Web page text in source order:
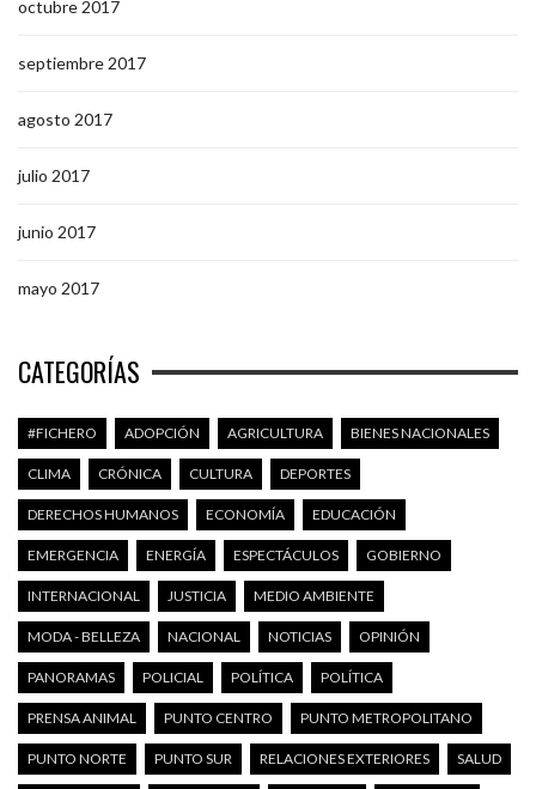
octubre 2017
septiembre 2017
agosto 2017
julio 2017
junio 2017
mayo 2017
CATEGORÍAS
#FICHERO ADOPCIÓN AGRICULTURA BIENES NACIONALES
CLIMA CRÓNICA CULTURA DEPORTES
DERECHOS HUMANOS ECONOMÍA EDUCACIÓN
EMERGENCIA ENERGÍA ESPECTÁCULOS GOBIERNO
INTERNACIONAL JUSTICIA MEDIO AMBIENTE
MODA - BELLEZA NACIONAL NOTICIAS OPINIÓN
PANORAMAS POLICIAL POLÍTICA POLÍTICA
PRENSA ANIMAL PUNTO CENTRO PUNTO METROPOLITANO
PUNTO NORTE PUNTO SUR RELACIONES EXTERIORES SALUD